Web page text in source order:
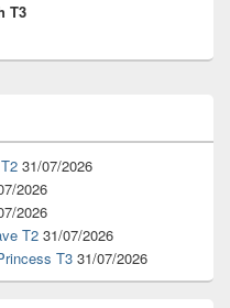
T3
31/07/2026
2026
2026
T2 31/07/2026
T3 31/07/2026